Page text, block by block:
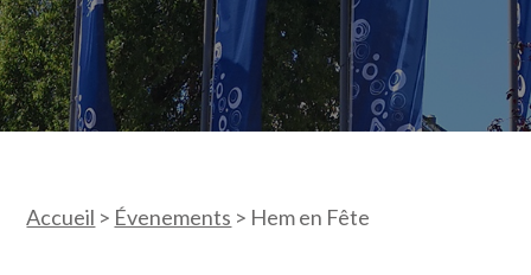
Accueil > Évenements > Hem en Fête